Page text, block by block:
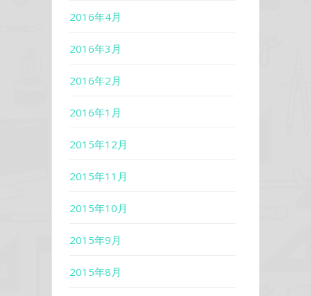
2016年4月
2016年3月
2016年2月
2016年1月
2015年12月
2015年11月
2015年10月
2015年9月
2015年8月